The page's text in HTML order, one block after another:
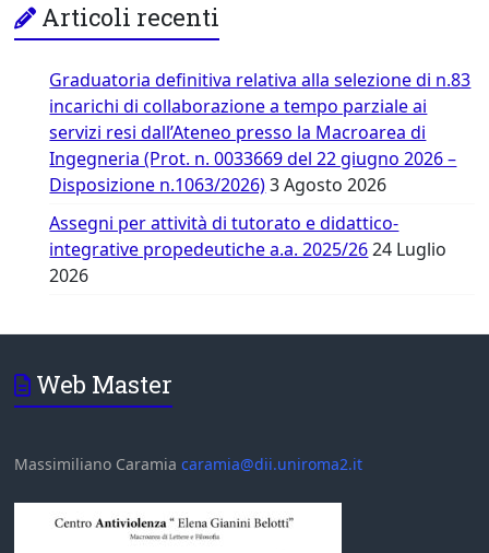
Articoli recenti
Graduatoria definitiva relativa alla selezione di n.83
incarichi di collaborazione a tempo parziale ai
servizi resi dall’Ateneo presso la Macroarea di
Ingegneria (Prot. n. 0033669 del 22 giugno 2026 –
Disposizione n.1063/2026) 3 Agosto 2026
Assegni per attività di tutorato e didattico-
integrative propedeutiche a.a. 2025/26 24 Luglio
2026
Web Master
Massimiliano Caramiacaramia@dii.uniroma2.it